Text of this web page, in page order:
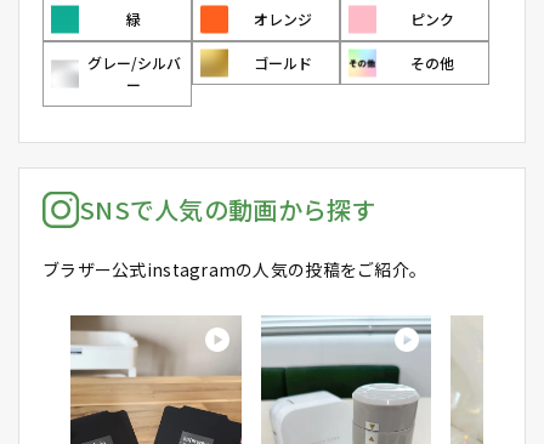
緑 オレンジ ピンク
グレー/シルバ
ー
ゴールド その他
SNSで人気の動画から探す
ブラザー公式instagramの人気の投稿をご紹介。